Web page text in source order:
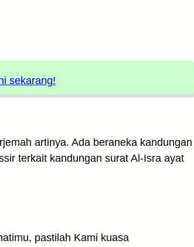
sekarang!
artinya. Ada beraneka kandungan
terkait kandungan surat Al-Isra ayat
pastilah Kami kuasa